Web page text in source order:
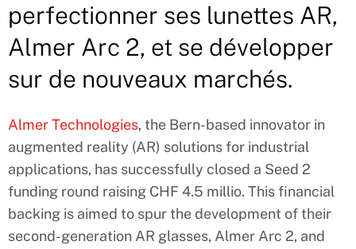
perfectionner ses lunettes AR,
Almer Arc 2, et se développer
sur de nouveaux marchés.
Almer Technologies, the Bern-based innovator in
augmented reality (AR) solutions for industrial
applications, has successfully closed a Seed 2
funding round raising CHF 4.5 millio. This financial
backing is aimed to spur the development of their
second-generation AR glasses, Almer Arc 2, and